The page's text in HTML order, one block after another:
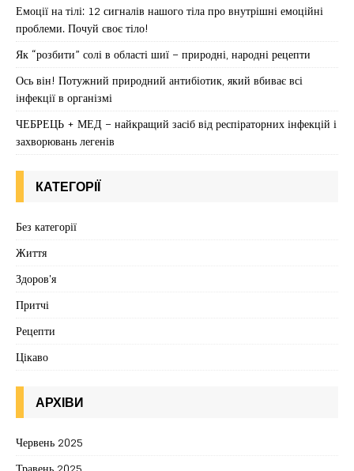
Емоції на тілі: 12 сигналів нашого тіла про внутрішні емоційні
проблеми. Почуй своє тіло!
Як “розбити” солі в області шиї – природні, народні рецепти
Ось він! Потужний природний антибіотик, який вбиває всі
інфекції в організмі
ЧЕБРЕЦЬ + МЕД – найкращий засіб від респіраторних інфекцій і
захворювань легенів
КАТЕГОРІЇ
Без категорії
Життя
Здоров'я
Притчі
Рецепти
Цікаво
АРХІВИ
Червень 2025